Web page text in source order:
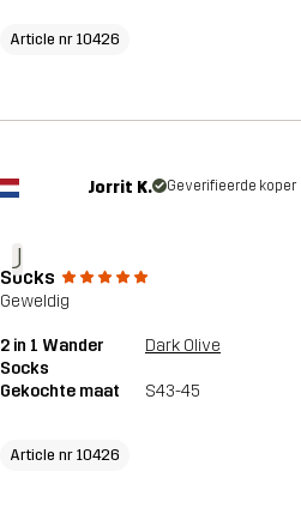
Article nr 10426
J
Jorrit K. Geverifieerde koper
Socks
Geweldig
2 in 1 Wander
Socks
Dark Olive
Gekochte maat S43-45
Article nr 10426